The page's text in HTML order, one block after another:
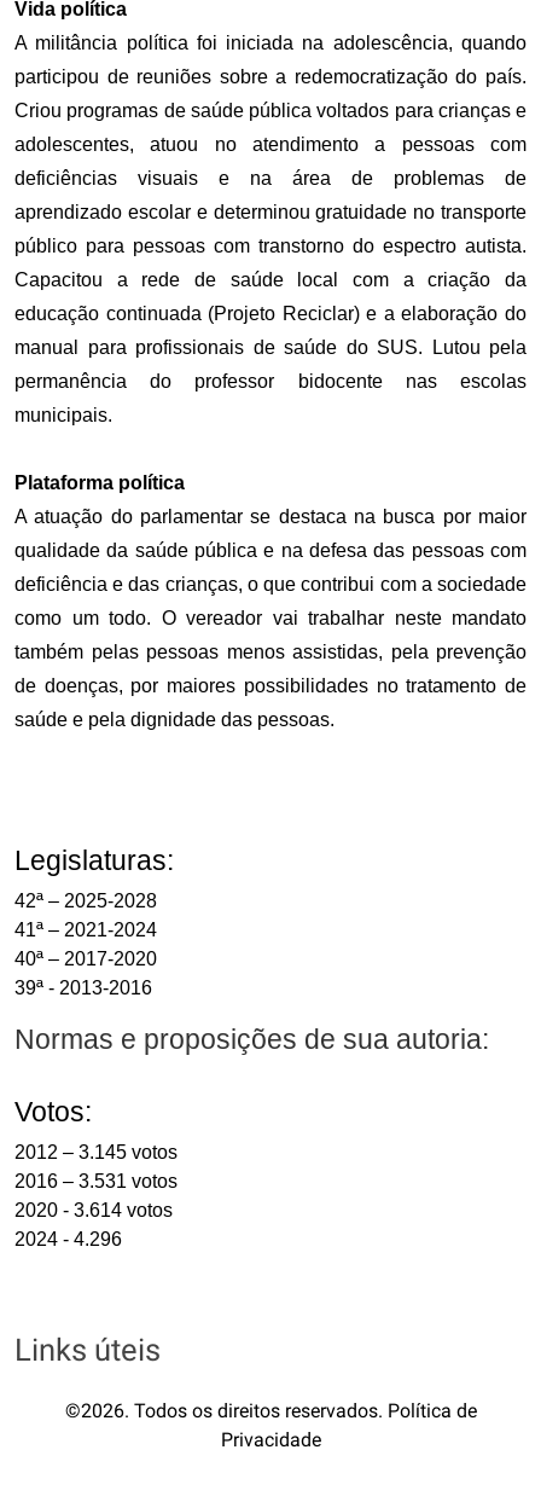
Vida política
A militância política foi iniciada na adolescência, quando
participou de reuniões sobre a redemocratização do país.
Criou programas de saúde pública voltados para crianças e
adolescentes, atuou no atendimento a pessoas com
deficiências visuais e na área de problemas de
aprendizado escolar e determinou gratuidade no transporte
público para pessoas com transtorno do espectro autista.
Capacitou a rede de saúde local com a criação da
educação continuada (Projeto Reciclar) e a elaboração do
manual para profissionais de saúde do SUS. Lutou pela
permanência do professor bidocente nas escolas
municipais.
Plataforma política
A atuação do parlamentar se destaca na busca por maior
qualidade da saúde pública e na defesa das pessoas com
deficiência e das crianças, o que contribui com a sociedade
como um todo. O vereador vai trabalhar neste mandato
também pelas pessoas menos assistidas, pela prevenção
de doenças, por maiores possibilidades no tratamento de
saúde e pela dignidade das pessoas.
Legislaturas:
42ª – 2025-2028
41ª – 2021-2024
40ª – 2017-2020
39ª - 2013-2016
Normas e proposições de sua autoria:
Votos:
2012 – 3.145 votos
2016 – 3.531 votos
2020 - 3.614 votos
2024 - 4.296
Links úteis
©2026. Todos os direitos reservados. Política de
Privacidade